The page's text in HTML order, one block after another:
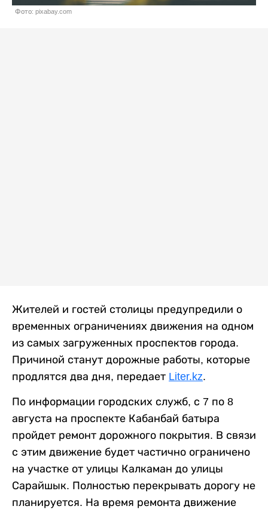
Фото: pixabay.com
Жителей и гостей столицы предупредили о
временных ограничениях движения на одном
из самых загруженных проспектов города.
Причиной станут дорожные работы, которые
продлятся два дня, передает Liter.kz.
По информации городских служб, с 7 по 8
августа на проспекте Кабанбай батыра
пройдет ремонт дорожного покрытия. В связи
с этим движение будет частично ограничено
на участке от улицы Калкаман до улицы
Сарайшык. Полностью перекрывать дорогу не
планируется. На время ремонта движение